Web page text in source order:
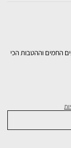
החמים וההטבות הכי